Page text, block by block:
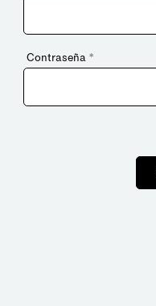
Contraseña *